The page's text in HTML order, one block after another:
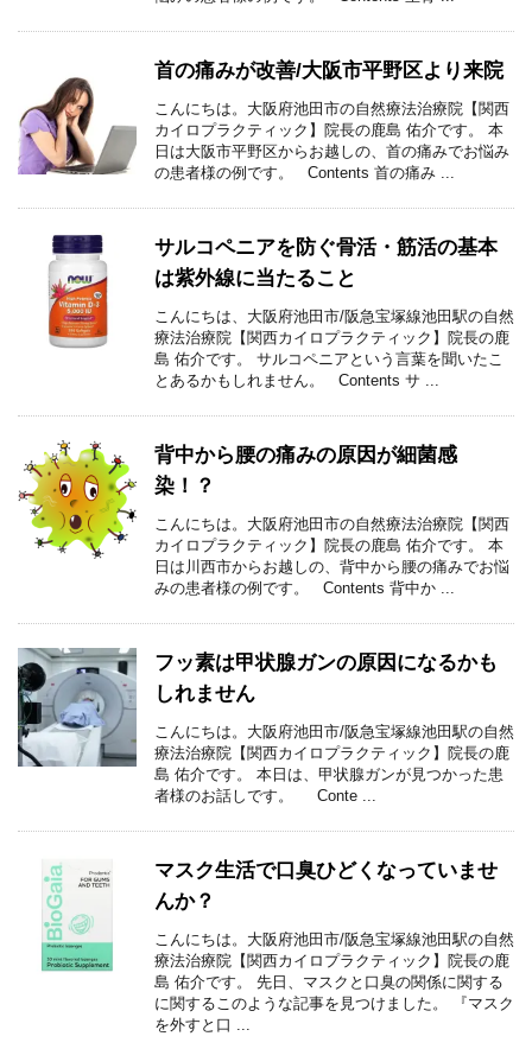
首の痛みが改善/大阪市平野区より来院
こんにちは。大阪府池田市の自然療法治療院【関西
カイロプラクティック】院長の鹿島 佑介です。 本
日は大阪市平野区からお越しの、首の痛みでお悩み
の患者様の例です。 Contents 首の痛み ...
サルコペニアを防ぐ骨活・筋活の基本
は紫外線に当たること
こんにちは、大阪府池田市/阪急宝塚線池田駅の自然
療法治療院【関西カイロプラクティック】院長の鹿
島 佑介です。 サルコペニアという言葉を聞いたこ
とあるかもしれません。 Contents サ ...
背中から腰の痛みの原因が細菌感
染！？
こんにちは。大阪府池田市の自然療法治療院【関西
カイロプラクティック】院長の鹿島 佑介です。 本
日は川西市からお越しの、背中から腰の痛みでお悩
みの患者様の例です。 Contents 背中か ...
フッ素は甲状腺ガンの原因になるかも
しれません
こんにちは。大阪府池田市/阪急宝塚線池田駅の自然
療法治療院【関西カイロプラクティック】院長の鹿
島 佑介です。 本日は、甲状腺ガンが見つかった患
者様のお話しです。 Conte ...
マスク生活で口臭ひどくなっていませ
んか？
こんにちは。大阪府池田市/阪急宝塚線池田駅の自然
療法治療院【関西カイロプラクティック】院長の鹿
島 佑介です。 先日、マスクと口臭の関係に関する
に関するこのような記事を見つけました。 『マスク
を外すと口 ...